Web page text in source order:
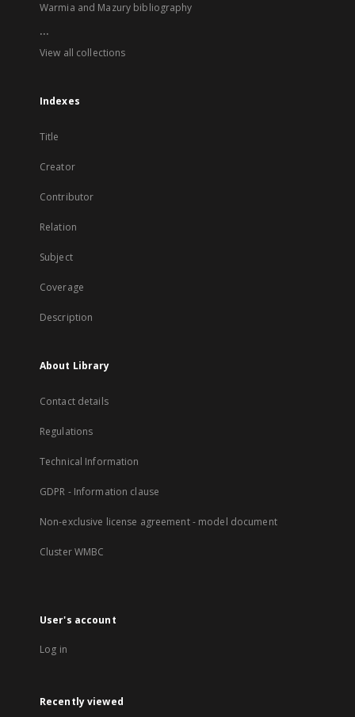
Warmia and Mazury bibliography
...
View all collections
Indexes
Title
Creator
Contributor
Relation
Subject
Coverage
Description
About Library
Contact details
Regulations
Technical Information
GDPR - Information clause
Non-exclusive license agreement - model document
Cluster WMBC
User's account
Log in
Recently viewed